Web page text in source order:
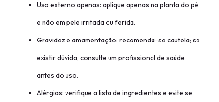
Uso externo apenas: aplique apenas na planta do pé
e não em pele irritada ou ferida.
Gravidez e amamentação: recomenda-se cautela; se
existir dúvida, consulte um profissional de saúde
antes do uso.
Alérgias: verifique a lista de ingredientes e evite se